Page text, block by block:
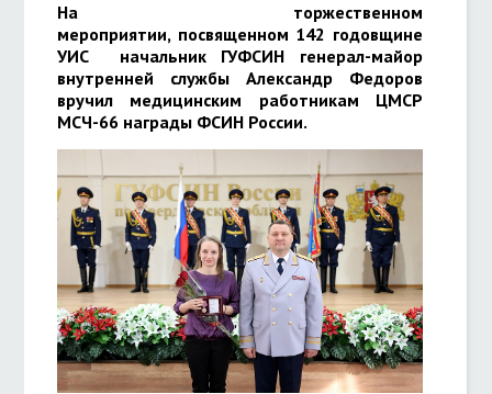
На торжественном
мероприятии, посвященном 142 годовщине
УИС начальник ГУФСИН генерал-майор
внутренней службы Александр Федоров
вручил медицинским работникам ЦМСР
МСЧ-66 награды ФСИН России.